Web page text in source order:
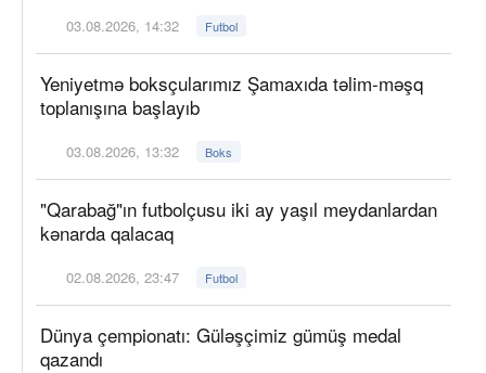
03.08.2026, 14:32 Futbol
Yeniyetmə boksçularımız Şamaxıda təlim-məşq
toplanışına başlayıb
03.08.2026, 13:32 Boks
"Qarabağ"ın futbolçusu iki ay yaşıl meydanlardan
kənarda qalacaq
02.08.2026, 23:47 Futbol
Dünya çempionatı: Güləşçimiz gümüş medal
qazandı